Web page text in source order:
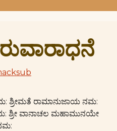
ಶ್ರೀಮತೆ ರಾಮಾನುಜಾಯ ನಮ:
ಶ್ರೀ ವಾನಾಚಲ ಮಹಾಮುನಯೇ